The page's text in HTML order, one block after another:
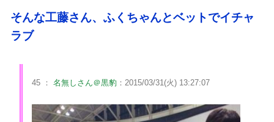
そんな工藤さん、ふくちゃんとベットでイチャ
ラブ
45 ： 名無しさん＠黒豹 ：2015/03/31(火) 13:27:07